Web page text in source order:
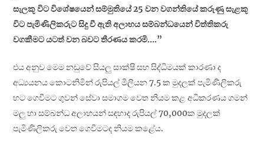
සැලකූ විට විශේෂයෙන් සම්මුතියේ 25 වන වගන්තියේ කරුණු සැළකූ
විට පැමිණිලිකරුට සිදු වී ඇති අලාභය සම්බන්ධයෙන් විත්තිකරු
වගකීමට යටත් වන බවට තීරණය කරමි….”
එය අනුව මෙම නඩුවේ සියලු සාක්ෂි සහ සිද්ධිමයක් කාරණා ද
අධ්‍යයනය කොටනිමින් රුපියල් මිලියන 7.5 ක මුදලක් පැමිණිලිකරු
හට ගෙවීමට ගුවන් සේවා සමාගම වෙත නියම කළ අධිකරණය ගමන්
මලු හා සම්බන්ධ අලාභයන් සඳහාද රුපියල් 70,000ක මුදලක්
පැමිණිලිකරු වෙත ගෙවීමටද නියම කළේය.